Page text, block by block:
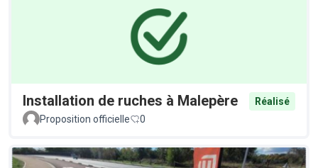
Installation de ruches à Malepère
Réalisé
Proposition officielle
0